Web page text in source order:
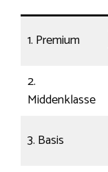
1. Premium
2.
Middenklasse
3. Basis